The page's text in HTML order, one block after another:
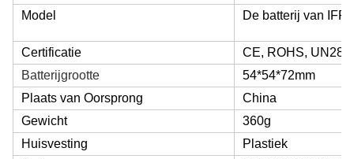
Model
De batterij van
Certificatie
CE, ROHS, UN28.3
Batterijgrootte
54*54*72mm
Plaats van Oorsprong
China
Gewicht
360g
Huisvesting
Plastiek